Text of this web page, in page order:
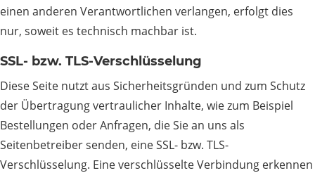
einen anderen Verantwortlichen verlangen, erfolgt dies
nur, soweit es technisch machbar ist.
SSL- bzw. TLS-Verschlüsselung
Diese Seite nutzt aus Sicherheitsgründen und zum Schutz
der Übertragung vertraulicher Inhalte, wie zum Beispiel
Bestellungen oder Anfragen, die Sie an uns als
Seitenbetreiber senden, eine SSL- bzw. TLS-
Verschlüsselung. Eine verschlüsselte Verbindung erkennen